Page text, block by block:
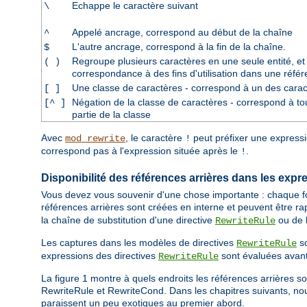
\ Echappe le caractère suivant
^
Appelé ancrage, correspond au début de la chaîne
$
L'autre ancrage, correspond à la fin de la chaîne.
( )
Regroupe plusieurs caractères en une seule entité,
correspondance à des fins d'utilisation dans une
[ ]
Une classe de caractères - correspond à un des
[^ ]
Négation de la classe de caractères - correspond à
partie de la classe
Avec mod_rewrite, le caractère ! peut préfixer une
correspond pas à l'expression située après le ! .
Disponibilité des références arrières dans les
Vous devez vous souvenir d'une chose importante :
références arrières sont créées en interne et peuvent être
la chaîne de substitution d'une directive RewriteRule ou de
Les captures dans les modèles de directives RewriteRule
expressions des directives RewriteRule sont évaluées
La figure 1 montre à quels endroits les références arrières
RewriteRule et RewriteCond. Dans les chapitres suivants,
paraissent un peu exotiques au premier abord.